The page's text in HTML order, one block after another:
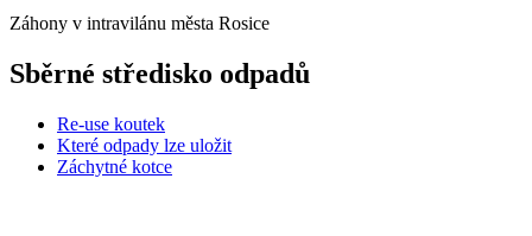
Záhony v intravilánu města Rosice
Sběrné středisko odpadů
Re-use koutek
Které odpady lze uložit
Záchytné kotce